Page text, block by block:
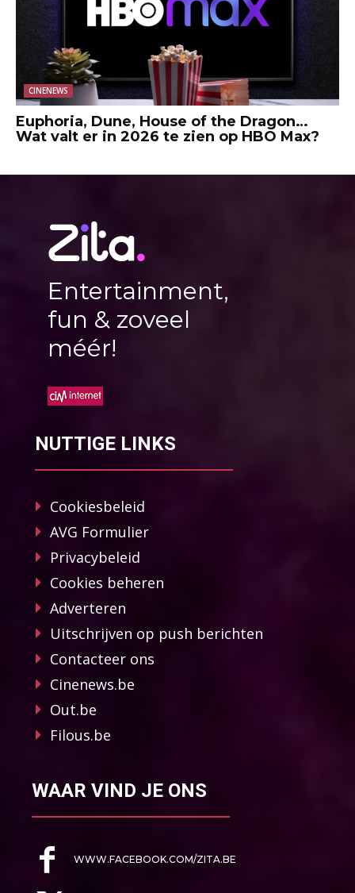
CINENEWS
Euphoria, Dune, House of the Dragon…
Wat valt er in 2026 te zien op HBO Max?
Entertainment,
fun & zoveel
méér!
NUTTIGE LINKS
Cookiesbeleid
AVG Formulier
Privacybeleid
Cookies beheren
Adverteren
Uitschrijven op push berichten
Contacteer ons
Cinenews.be
Out.be
Filous.be
WAAR VIND JE ONS
WWW.FACEBOOK.COM/ZITA.BE